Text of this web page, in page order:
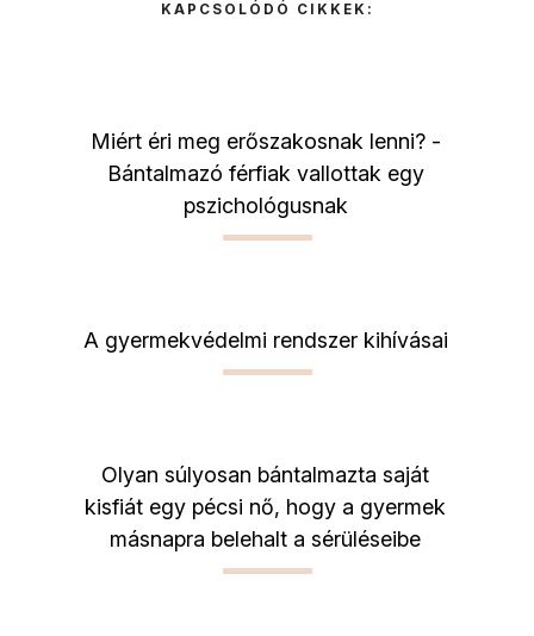
KAPCSOLÓDÓ CIKKEK:
Miért éri meg erőszakosnak lenni? -
Bántalmazó férfiak vallottak egy
pszichológusnak
A gyermekvédelmi rendszer kihívásai
Olyan súlyosan bántalmazta saját
kisfiát egy pécsi nő, hogy a gyermek
másnapra belehalt a sérüléseibe